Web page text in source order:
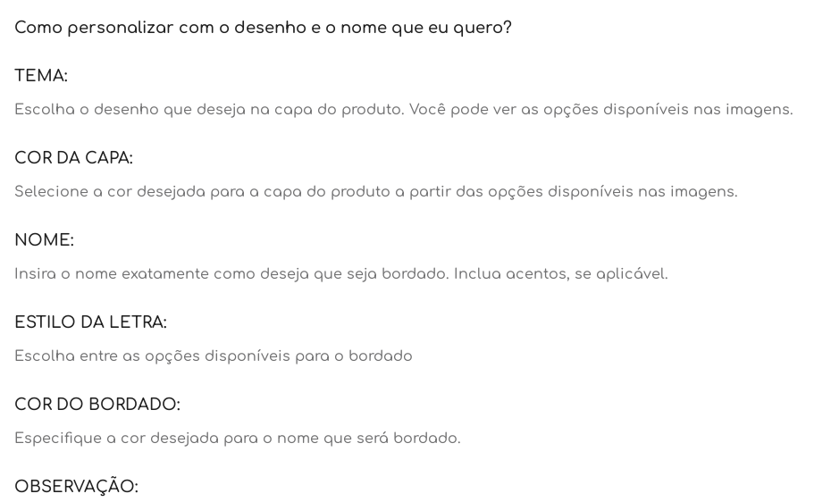
Como personalizar com o desenho e o nome que eu quero?
TEMA:
Escolha o desenho que deseja na capa do produto. Você pode ver as opções disponíveis nas imagens.
COR DA CAPA:
Selecione a cor desejada para a capa do produto a partir das opções disponíveis nas imagens.
NOME:
Insira o nome exatamente como deseja que seja bordado. Inclua acentos, se aplicável.
ESTILO DA LETRA:
Escolha entre as opções disponíveis para o bordado
COR DO BORDADO:
Especifique a cor desejada para o nome que será bordado.
OBSERVAÇÃO: